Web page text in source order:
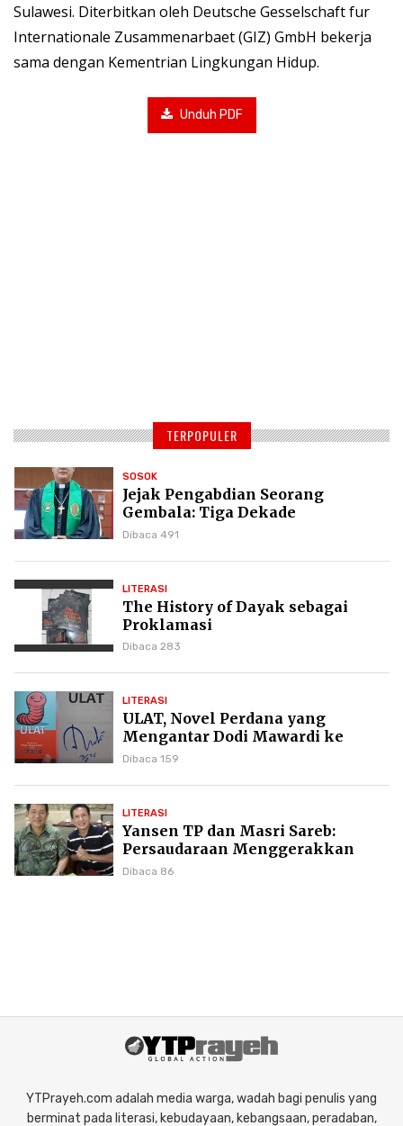
Sulawesi. Diterbitkan oleh Deutsche Gesselschaft fur
Internationale Zusammenarbaet (GIZ) GmbH bekerja
sama dengan Kementrian Lingkungan Hidup.
Unduh PDF
TERPOPULER
SOSOK
Jejak Pengabdian Seorang
Gembala: Tiga Dekade
Kepemimpinan Pdt. Dr. Yulius
Dibaca 491
LITERASI
The History of Dayak sebagai
Proklamasi
Dibaca 283
LITERASI
ULAT, Novel Perdana yang
Mengantar Dodi Mawardi ke
Puncak Karier Kepenulisan
Dibaca 159
LITERASI
Yansen TP dan Masri Sareb:
Persaudaraan Menggerakkan
Literasi Borneo
Dibaca 86
YTPrayeh.com adalah media warga, wadah bagi penulis yang
berminat pada literasi, kebudayaan, kebangsaan, peradaban,